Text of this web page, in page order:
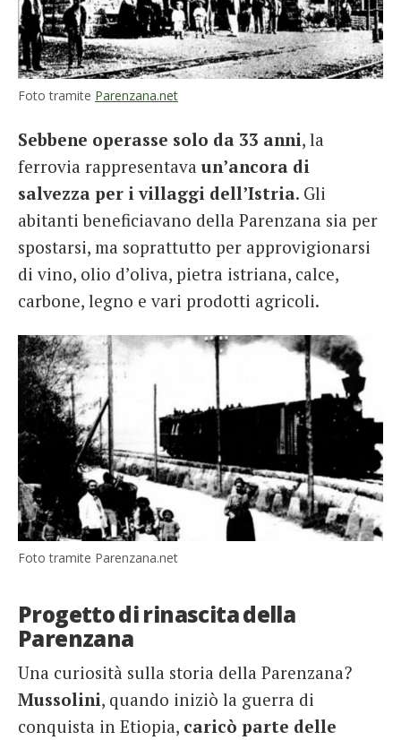
Foto tramite Parenzana.net
Sebbene operasse solo da 33 anni, la
ferrovia rappresentava un’ancora di
salvezza per i villaggi dell’Istria. Gli
abitanti beneficiavano della Parenzana sia per
spostarsi, ma soprattutto per approvigionarsi
di vino, olio d’oliva, pietra istriana, calce,
carbone, legno e vari prodotti agricoli.
Foto tramite Parenzana.net
Progetto di rinascita della
Parenzana
Una curiosità sulla storia della Parenzana?
Mussolini, quando iniziò la guerra di
conquista in Etiopia, caricò parte delle